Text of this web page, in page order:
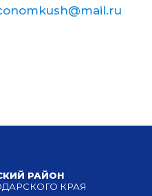
РАЙОН
КРАЯ